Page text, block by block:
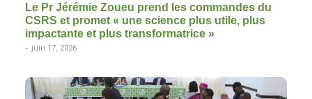
Le Pr Jérémie Zoueu prend les commandes du
CSRS et promet « une science plus utile, plus
impactante et plus transformatrice »
- juin 17, 2026